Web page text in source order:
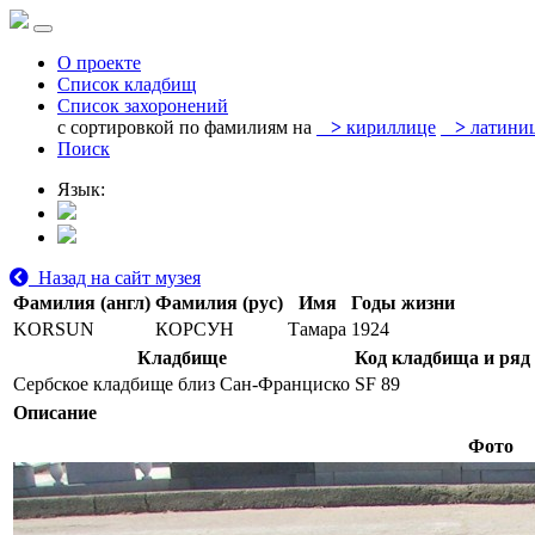
О проекте
Список кладбищ
Список захоронений
с сортировкой по фамилиям на
> кириллице >
Поиск
Язык:
Назад на сайт музея
Фамилия (англ) Фамилия (рус) Имя
Годы жизни
KORSUN
КОРСУН Тамара 1924
Кладбище
Код кладбища и ряд
Сербское кладбище близ Сан-Франциско SF 89
Описание
Фото